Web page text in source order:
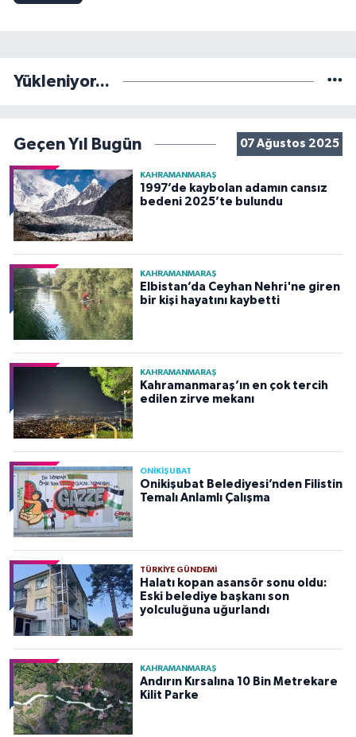
Yükleniyor...
Geçen Yıl Bugün 07 Ağustos 2025
KAHRAMANMARAŞ
1997’de kaybolan adamın cansız
bedeni 2025’te bulundu
KAHRAMANMARAŞ
Elbistan’da Ceyhan Nehri'ne giren
bir kişi hayatını kaybetti
KAHRAMANMARAŞ
Kahramanmaraş’ın en çok tercih
edilen zirve mekanı
ONİKİŞUBAT
Onikişubat Belediyesi’nden Filistin
Temalı Anlamlı Çalışma
TÜRKIYE GÜNDEMI
Halatı kopan asansör sonu oldu:
Eski belediye başkanı son
yolculuğuna uğurlandı
KAHRAMANMARAŞ
Andırın Kırsalına 10 Bin Metrekare
Kilit Parke